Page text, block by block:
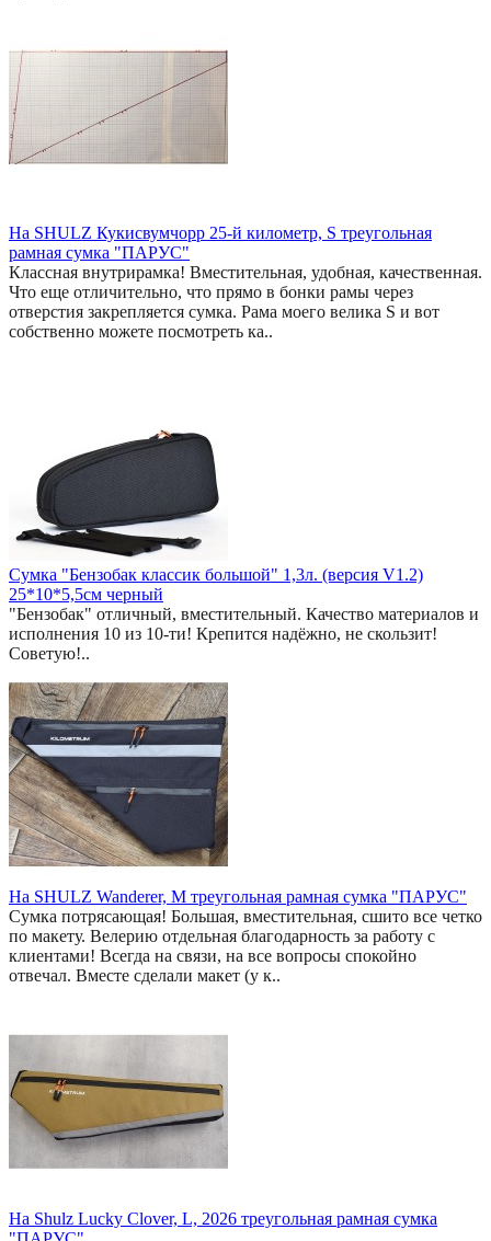
На SHULZ Кукисвумчорр 25-й километр, S треугольная
рамная сумка "ПАРУС"
Классная внутрирамка! Вместительная, удобная, качественная.
Что еще отличительно, что прямо в бонки рамы через
отверстия закрепляется сумка. Рама моего велика S и вот
собственно можете посмотреть ка..
Сумка "Бензобак классик большой" 1,3л. (версия V1.2)
25*10*5,5см черный
"Бензобак" отличный, вместительный. Качество материалов и
исполнения 10 из 10-ти! Крепится надёжно, не скользит!
Советую!..
На SHULZ Wanderer, M треугольная рамная сумка "ПАРУС"
Сумка потрясающая! Большая, вместительная, сшито все четко
по макету. Велерию отдельная благодарность за работу с
клиентами! Всегда на связи, на все вопросы спокойно
отвечал. Вместе сделали макет (у к..
На Shulz Lucky Clover, L, 2026 треугольная рамная сумка